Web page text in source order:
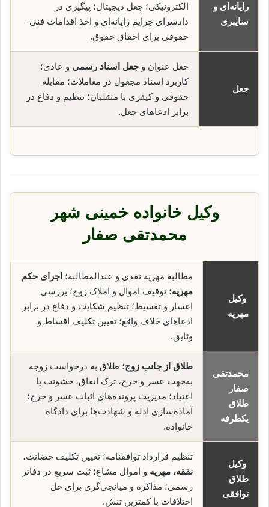
رایانه‌ای و
سایبری
الکترونیکی؛ جعل دیجیتال؛ پیگیری در
دادسرای جرایم رایانه‌ای و اخذ اقدامات فنی-
حقوقی برای احقاق حقوق.
جعل
جعل عنوان و جعل اسناد رسمی و عادی؛
کاربرد اسناد مجعول در معاملات؛ مقابله
حقوقی و کیفری با متقلبان؛ تنظیم و دفاع در
برابر ادعاهای جعل.
وکیل خانواده خمینی شهر
محمدتقی صفار
وکیل
مهریه
مطالبه مهریه نقدی و عندالمطالبه؛ اجرای حکم
مهریه؛ توقیف اموال و املاک زوج؛ بررسی
اعسار و تقسیط؛ تنظیم شکایت و دفاع در برابر
ادعاهای خلاف واقع؛ تعیین تکلیف اقساط و
وثایق.
محمدتقی
صفار
طلاق
یکطرفه
طلاق از جانب زوج؛ طلاق به درخواست زوجه
به‌جهت عسر و حرج، ترک انفاق، خشونت یا
اعتیاد؛ مدیریت پرونده‌های اثبات عسر و حرج؛
آماده‌سازی ادله و شهادت‌ها برای دادگاه
خانواده.
وکیل
طلاق
توافقی
تنظیم قرارداد توافقنامه؛ تعیین تکلیف حضانت،
نفقه، مهریه و اموال مشاع؛ ثبت سریع در دفاتر
رسمی؛ مذاکره و میانجی‌گری برای حل
اختلافات با کمترین تنش.